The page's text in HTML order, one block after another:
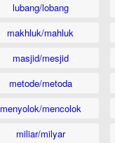
lubang/lobang
makhluk/mahluk
masjid/mesjid
metode/metoda
menyolok/mencolok
miliar/milyar